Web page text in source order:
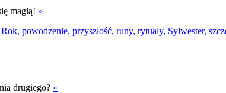
magią! »
powodzenie, przyszłość, runy, rytuały, Sylwester,
drugiego? »